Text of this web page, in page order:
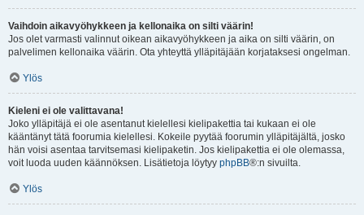
Vaihdoin aikavyöhykkeen ja kellonaika on silti väärin!
Jos olet varmasti valinnut oikean aikavyöhykkeen ja aika on silti väärin, on
palvelimen kellonaika väärin. Ota yhteyttä ylläpitäjään korjataksesi ongelman.
Ylös
Kieleni ei ole valittavana!
Joko ylläpitäjä ei ole asentanut kielellesi kielipakettia tai kukaan ei ole
kääntänyt tätä foorumia kielellesi. Kokeile pyytää foorumin ylläpitäjältä, josko
hän voisi asentaa tarvitsemasi kielipaketin. Jos kielipakettia ei ole olemassa,
voit luoda uuden käännöksen. Lisätietoja löytyy phpBB®:n sivuilta.
Ylös